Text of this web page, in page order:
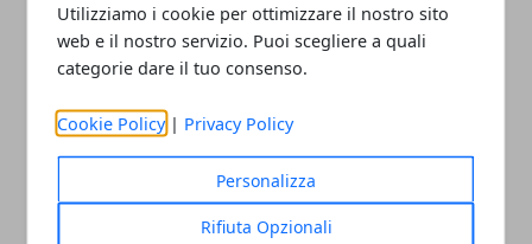
Utilizziamo i cookie per ottimizzare il nostro sito
web e il nostro servizio. Puoi scegliere a quali
categorie dare il tuo consenso.
Cookie Policy | Privacy Policy
Personalizza
Rifiuta Opzionali
Streaming
Android
MacBook
FaceBook
Console